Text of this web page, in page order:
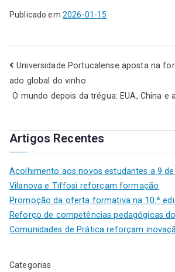
Publicado em 2026-01-15
Universidade Portucalense aposta na
ado global do vinho
O mundo depois da trégua: EUA, China
Artigos Recentes
Acolhimento aos novos estudantes a 9
Vilanova e Tiffosi reforçam formação
Promoção da oferta formativa na 10.ª
Reforço de competências pedagógicas
Comunidades de Prática reforçam
Categorias